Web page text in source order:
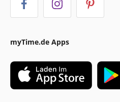
myTime.de Apps